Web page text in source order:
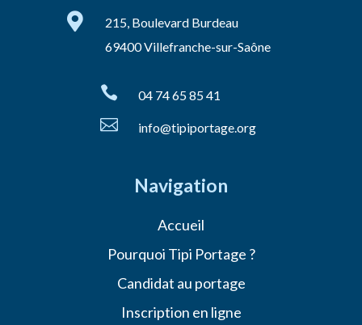

215, Boulevard Burdeau
69400 Villefranche-sur-Saône
 04 74 65 85 41
 info@tipiportage.org
Navigation
Accueil
Pourquoi Tipi Portage ?
Candidat au portage
Inscription en ligne